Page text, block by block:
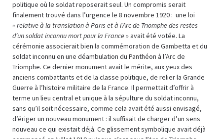
politique où le soldat reposerait seul. Un compromis serait
finalement trouvé dans l’urgence le 8 novembre 1920 : une loi
« relative à la translation à Paris et à l’Arc de Triomphe des restes
d’un soldat inconnu mort pour la France »avait été votée. La
cérémonie associerait bien la commémoration de Gambetta et du
soldat inconnu en une déambulation du Panthéon à l’Arc de
Triomphe. Ce dernier monument avait le mérite, aux yeux des
anciens combattants et de la classe politique, de relier la Grande
Guerre à l’histoire militaire de la France. Il permettait d’offrir à
terme un lieu central et unique à la sépulture du soldat inconnu,
sans qu’il soit nécessaire, comme cela avait été aussi envisagé,
d’ériger un nouveau monument : il suffisait de charger d’un sens
nouveau ce qui existait déjà. Ce glissement symbolique avait déjà